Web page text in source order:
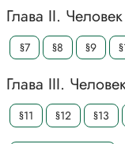
Глава II.
§7 §8 §9
Глава III.
§11 §12 §13